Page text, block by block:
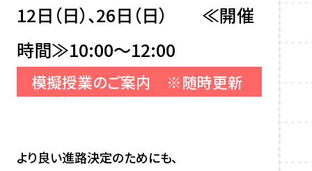
12日（日）、26日（日） ≪開催
時間≫10:00～12:00
模擬授業のご案内 ※随時更新
より良い進路決定のためにも、